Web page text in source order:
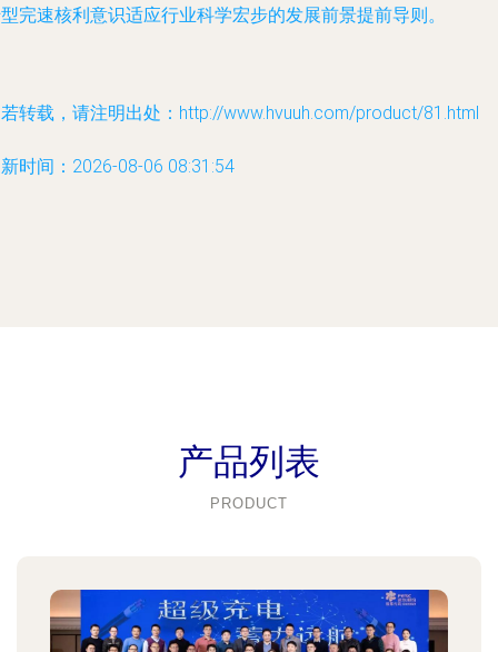
完速核利意识适应行业科学宏步的发展前景提前导则。
转载，请注明出处：http://www.hvuuh.com/product/81.html
时间：2026-08-06 08:31:54
产品列表
PRODUCT